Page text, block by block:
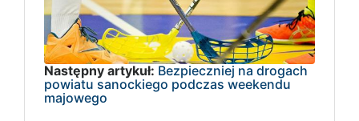
Następny artykuł: Bezpieczniej na drogach
powiatu sanockiego podczas weekendu
majowego